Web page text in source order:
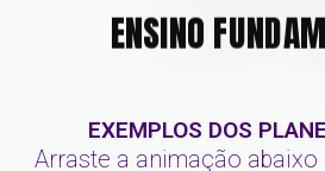
ENSINO
EXEMPLOS DOS
Arraste a animação abaixo